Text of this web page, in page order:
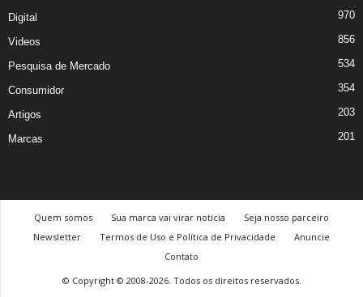
Digital 970
Videos 856
Pesquisa de Mercado 534
Consumidor 354
Artigos 203
Marcas 201
Quem somos Sua marca vai virar notícia
Seja nosso parceiro
Newsletter
Termos de Uso e Política de Privacidade
Anuncie
Contato
© Copyright © 2008-2026. Todos os direitos reservados.